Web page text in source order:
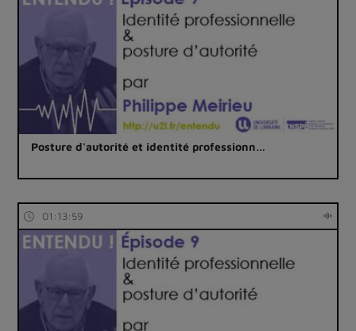
Posture d'autorité et identité professionn…
01:13:59